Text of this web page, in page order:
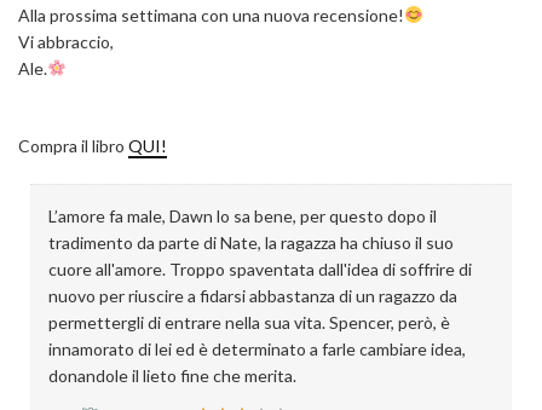
Alla prossima settimana con una nuova recensione!
Vi abbraccio,
Ale.
Compra il libro QUI!
L’amore fa male, Dawn lo sa bene, per questo dopo il
tradimento da parte di Nate, la ragazza ha chiuso il suo
cuore all'amore. Troppo spaventata dall'idea di soffrire di
nuovo per riuscire a fidarsi abbastanza di un ragazzo da
permettergli di entrare nella sua vita. Spencer, però, è
innamorato di lei ed è determinato a farle cambiare idea,
donandole il lieto fine che merita.